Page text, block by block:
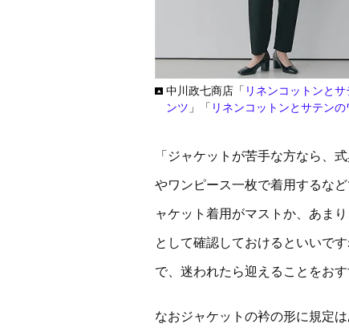
中川政七商店「 リネンコットンと
ンツ 」「 リネンコットンとサテンの
「ジャケットが苦手な方なら、
やワンピース一枚で着用するな
ャケット着用がマストか、あま
として確認しておけるといいで
で、迷われたら迎えることをおす
なおジャケットの衿の形に規定